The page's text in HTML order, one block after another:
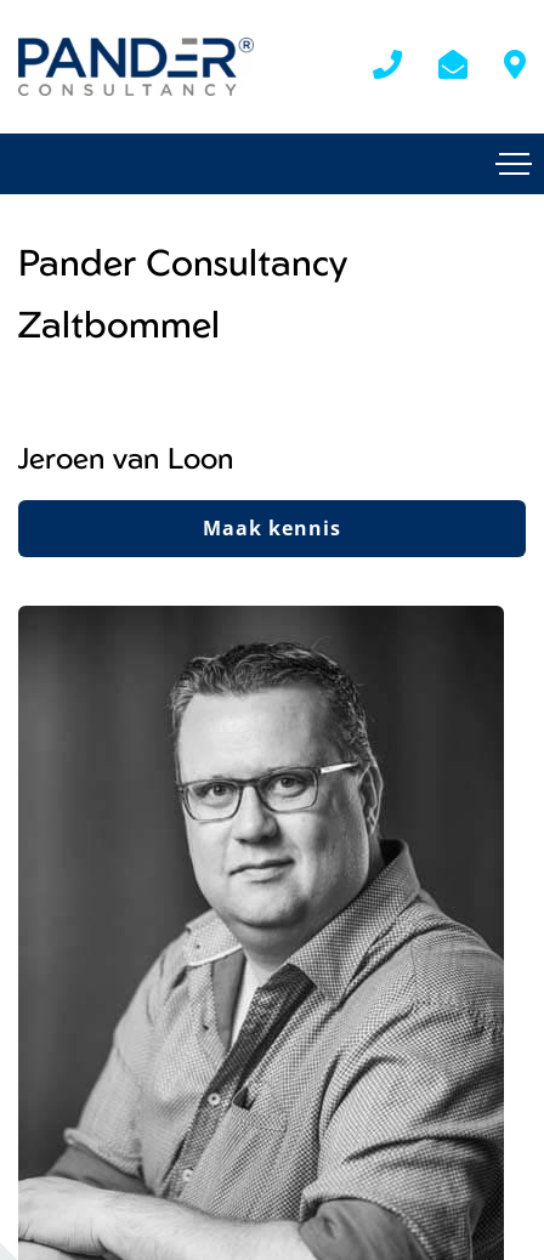
Pander Consultancy
Zaltbommel
Jeroen van Loon
Maak kennis